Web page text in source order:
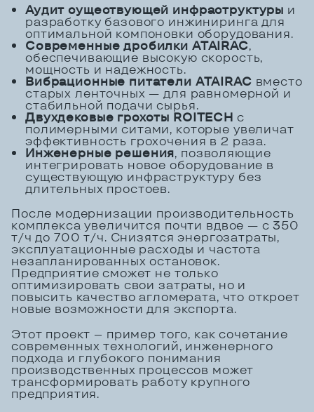
Аудит существующей инфраструктуры и
разработку базового инжиниринга для
оптимальной компоновки оборудования.
Современные дробилки ATAIRAC,
обеспечивающие высокую скорость,
мощность и надежность.
Вибрационные питатели ATAIRAC вместо
старых ленточных — для равномерной и
стабильной подачи сырья.
Двухдековые грохоты ROITECH с
полимерными ситами, которые увеличат
эффективность грохочения в 2 раза.
Инженерные решения, позволяющие
интегрировать новое оборудование в
существующую инфраструктуру без
длительных простоев.
После модернизации производительность
комплекса увеличится почти вдвое — с 350
т/ч до 700 т/ч. Снизятся энергозатраты,
эксплуатационные расходы и частота
незапланированных остановок.
Предприятие сможет не только
оптимизировать свои затраты, но и
повысить качество агломерата, что откроет
новые возможности для экспорта.
Этот проект – пример того, как сочетание
современных технологий, инженерного
подхода и глубокого понимания
производственных процессов может
трансформировать работу крупного
предприятия.